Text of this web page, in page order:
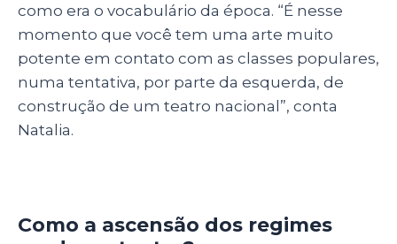
como era o vocabulário da época. “É nesse
momento que você tem uma arte muito
potente em contato com as classes populares,
numa tentativa, por parte da esquerda, de
construção de um teatro nacional”, conta
Natalia.
Como a ascensão dos regimes